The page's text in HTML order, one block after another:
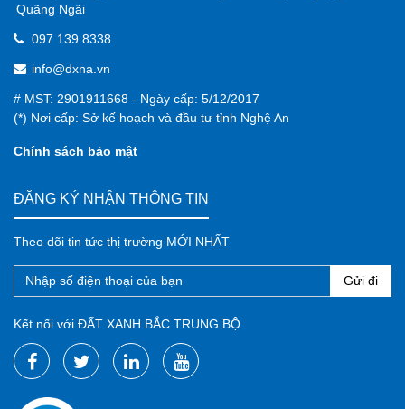
Quãng Ngãi
097 139 8338
info@dxna.vn
# MST: 2901911668 - Ngày cấp: 5/12/2017
(*) Nơi cấp: Sở kế hoạch và đầu tư tỉnh Nghệ An
Chính sách bảo mật
ĐĂNG KÝ NHẬN THÔNG TIN
Theo dõi tin tức thị trường MỚI NHẤT
Gửi đi
Kết nối với ĐẤT XANH BẮC TRUNG BỘ